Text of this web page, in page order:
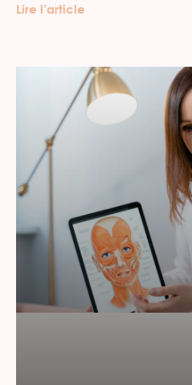
Lire l’article